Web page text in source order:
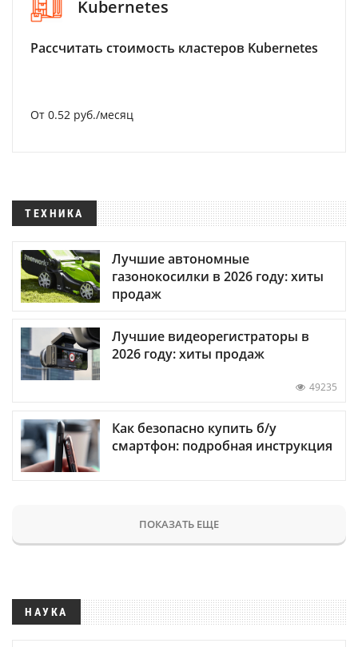
Kubernetes
Рассчитать стоимость кластеров Kubernetes
От 0.52 руб./месяц
ТЕХНИКА
Лучшие автономные
газонокосилки в 2026 году: хиты
продаж
Лучшие видеорегистраторы в
2026 году: хиты продаж
49235
Как безопасно купить б/у
смартфон: подробная инструкция
ПОКАЗАТЬ ЕЩЕ
НАУКА